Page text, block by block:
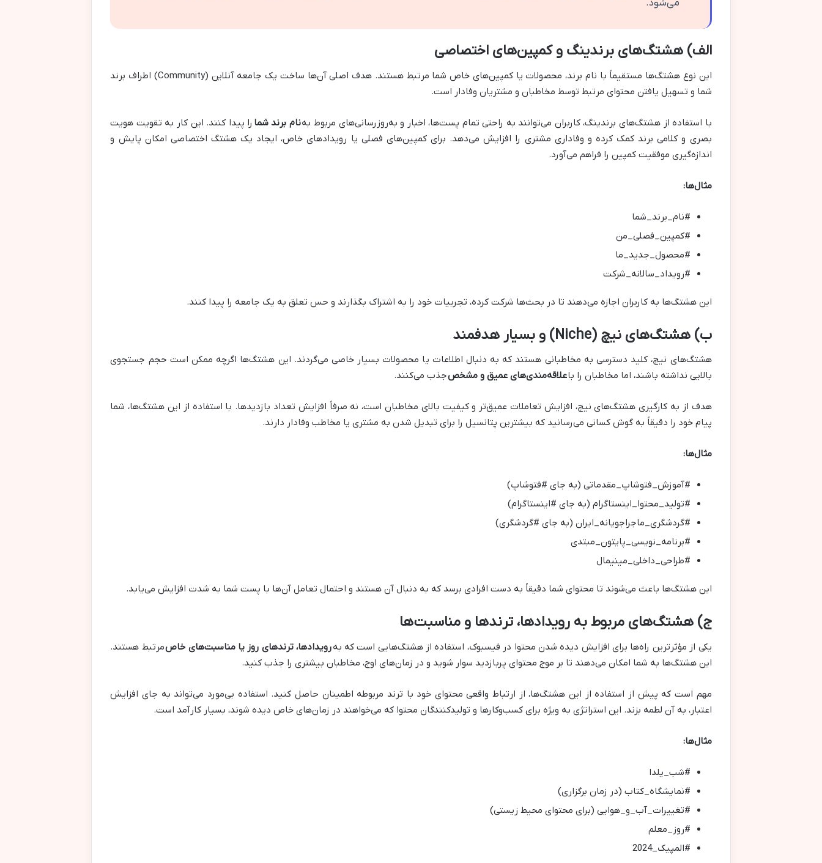
می‌شود.
الف) هشتگ‌های برندینگ و کمپین‌های اختصاصی
این نوع هشتگ‌ها مستقیماً با نام برند، محصولات یا کمپین‌های خاص شما مرتبط هستند. هدف اصلی آن‌ها ساخت یک جامعه آنلاین (Community) اطراف برند
شما و تسهیل یافتن محتوای مرتبط توسط مخاطبان و مشتریان وفادار است.
با استفاده از هشتگ‌های برندینگ، کاربران می‌توانند به راحتی تمام پست‌ها، اخبار و به‌روزرسانی‌های مربوط بهنام برند شما را پیدا کنند. این کار به تقویت هویت
بصری و کلامی برند کمک کرده و وفاداری مشتری را افزایش می‌دهد. برای کمپین‌های فصلی یا رویدادهای خاص، ایجاد یک هشتگ اختصاصی امکان پایش و
اندازه‌گیری موفقیت کمپین را فراهم می‌آورد.
مثال‌ها:
#نام_برند_شما
#کمپین_فصلی_من
#محصول_جدید_ما
#رویداد_سالانه_شرکت
این هشتگ‌ها به کاربران اجازه می‌دهند تا در بحث‌ها شرکت کرده، تجربیات خود را به اشتراک بگذارند و حس تعلق به یک جامعه را پیدا کنند.
ب) هشتگ‌های نیچ (Niche) و بسیار هدفمند
هشتگ‌های نیچ، کلید دسترسی به مخاطبانی هستند که به دنبال اطلاعات یا محصولات بسیار خاصی می‌گردند. این هشتگ‌ها اگرچه ممکن است حجم جستجوی
بالایی نداشته باشند، اما مخاطبان را باعلاقه‌مندی‌های عمیق و مشخصجذب می‌کنند.
هدف از به کارگیری هشتگ‌های نیچ، افزایش تعاملات عمیق‌تر و کیفیت بالای مخاطبان است، نه صرفاً افزایش تعداد بازدیدها. با استفاده از این هشتگ‌ها، شما
پیام خود را دقیقاً به گوش کسانی می‌رسانید که بیشترین پتانسیل را برای تبدیل شدن به مشتری یا مخاطب وفادار دارند.
مثال‌ها:
#آموزش_فتوشاپ_مقدماتی (به جای #فتوشاپ)
#تولید_محتوا_اینستاگرام (به جای #اینستاگرام)
#گردشگری_ماجراجویانه_ایران (به جای #گردشگری)
#برنامه_نویسی_پایتون_مبتدی
#طراحی_داخلی_مینیمال
این هشتگ‌ها باعث می‌شوند تا محتوای شما دقیقاً به دست افرادی برسد که به دنبال آن هستند و احتمال تعامل آن‌ها با پست شما به شدت افزایش می‌یابد.
ج) هشتگ‌های مربوط به رویدادها، ترندها و مناسبت‌ها
یکی از مؤثرترین راه‌ها برای افزایش دیده شدن محتوا در فیسبوک، استفاده از هشتگ‌هایی است که بهرویدادها، ترندهای روز یا مناسبت‌های خاصمرتبط هستند.
این هشتگ‌ها به شما امکان می‌دهند تا بر موج محتوای پربازدید سوار شوید و در زمان‌های اوج، مخاطبان بیشتری را جذب کنید.
مهم است که پیش از استفاده از این هشتگ‌ها، از ارتباط واقعی محتوای خود با ترند مربوطه اطمینان حاصل کنید. استفاده بی‌مورد می‌تواند به جای افزایش
اعتبار، به آن لطمه بزند. این استراتژی به ویژه برای کسب‌وکارها و تولیدکنندگان محتوا که می‌خواهند در زمان‌های خاص دیده شوند، بسیار کارآمد است.
مثال‌ها:
#شب_یلدا
#نمایشگاه_کتاب (در زمان برگزاری)
#تغییرات_آب_و_هوایی (برای محتوای محیط زیستی)
#روز_معلم
#المپیک_2024